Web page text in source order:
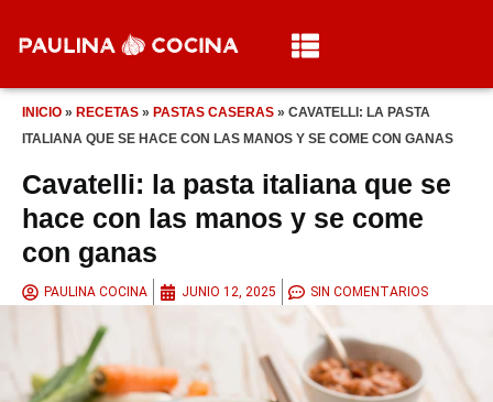
INICIO » RECETAS » PASTAS CASERAS » CAVATELLI: LA PASTA
ITALIANA QUE SE HACE CON LAS MANOS Y SE COME CON GANAS
Cavatelli: la pasta italiana que se
hace con las manos y se come
con ganas
PAULINA COCINA JUNIO 12, 2025 SIN COMENTARIOS